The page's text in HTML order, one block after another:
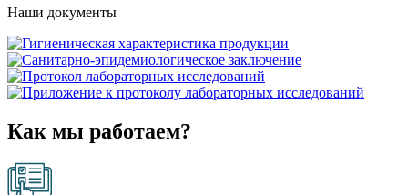
Наши документы
Как мы работаем?